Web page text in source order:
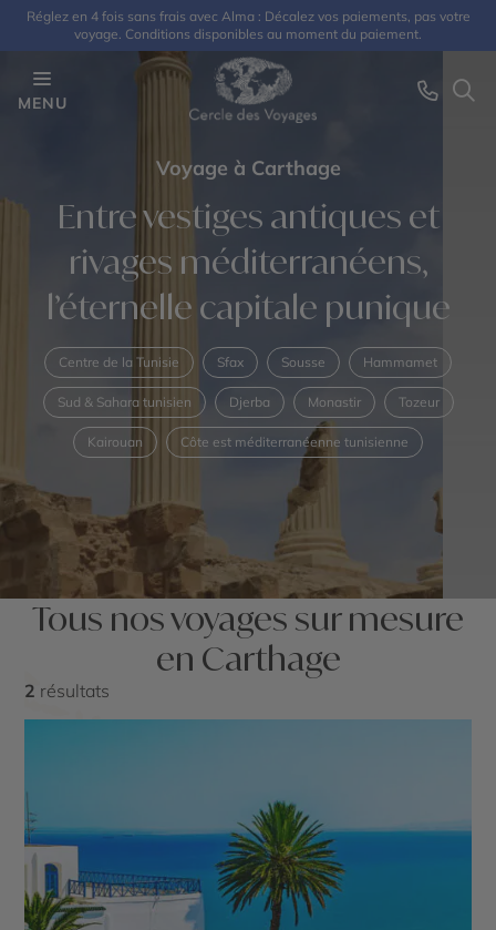
Réglez en 4 fois sans frais avec Alma : Décalez vos paiements, pas votre
voyage. Conditions disponibles au moment du paiement.
MENU
Voyage à Carthage
Entre vestiges antiques et
rivages méditerranéens,
l’éternelle capitale punique
Centre de la Tunisie Sfax Sousse Hammamet
Sud & Sahara tunisien Djerba Monastir Tozeur
Kairouan Côte est méditerranéenne tunisienne
Tous nos voyages sur mesure
en Carthage
2 résultats